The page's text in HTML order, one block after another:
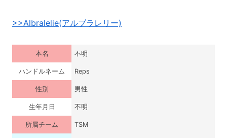
>>Albralelie(アルブラレリー)
本名 不明
ハンドルネーム Reps
性別 男性
生年月日 不明
所属チーム TSM